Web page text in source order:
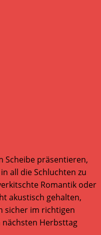
Scheibe präsentieren,
all die Schluchten zu
Romantik oder
akustisch gehalten,
sicher im richtigen
nächsten Herbsttag